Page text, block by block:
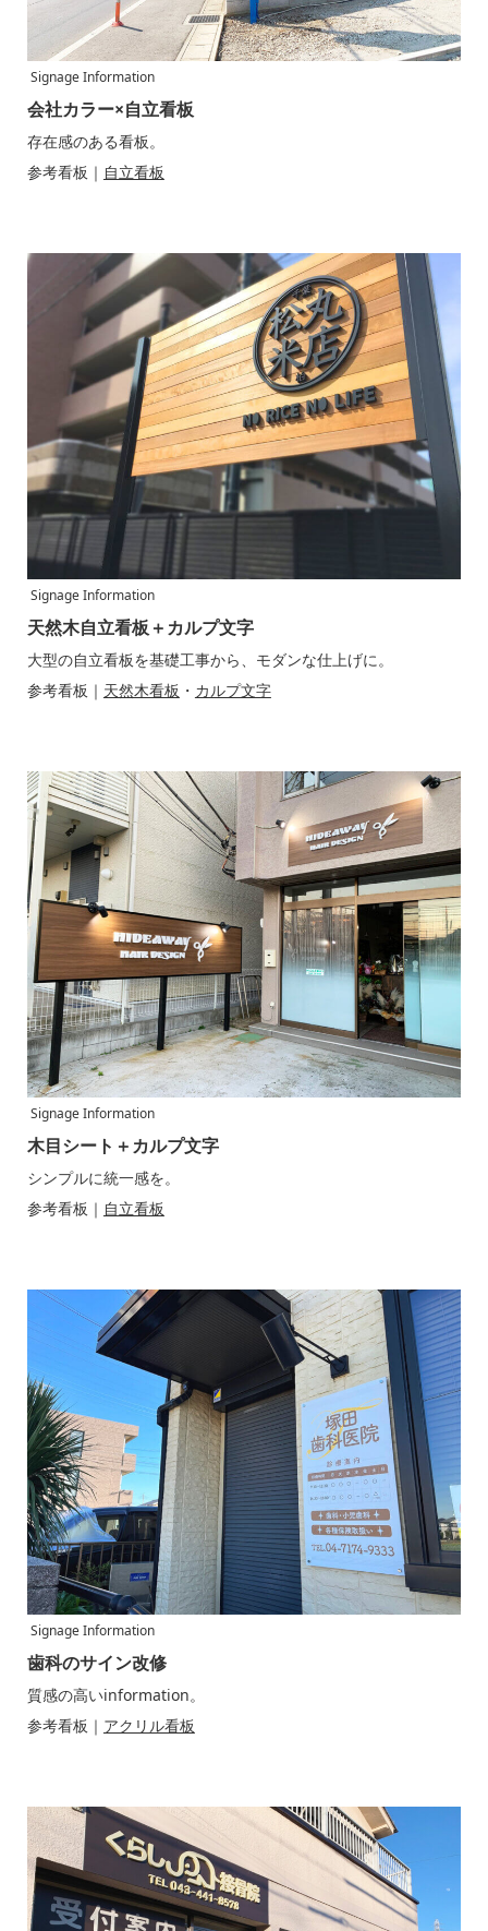
Signage Information
会社カラー×自立看板
存在感のある看板。
参考看板｜ 自立看板
Signage Information
天然木自立看板＋カルプ文字
大型の自立看板を基礎工事から、モダンな仕上げに。
参考看板｜ 天然木看板 ・ カルプ文字
Signage Information
木目シート＋カルプ文字
シンプルに統一感を。
参考看板｜ 自立看板
Signage Information
歯科のサイン改修
質感の高いinformation。
参考看板｜ アクリル看板